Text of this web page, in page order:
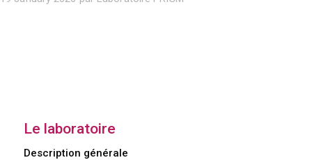
Le laboratoire
Description générale